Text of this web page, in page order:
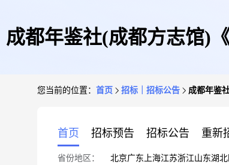
成都年鉴社(成都方志馆)
您当前的位置： 首页 招标｜招标公告 成都年鉴
首页 招标预告 招标公告 重新
省份地区： 北京广东 上海江苏浙江山东湖北